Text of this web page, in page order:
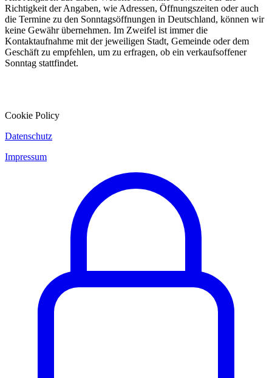
Richtigkeit der Angaben, wie Adressen, Öffnungszeiten oder auch
die Termine zu den Sonntagsöffnungen in Deutschland, können wir
keine Gewähr übernehmen. Im Zweifel ist immer die
Kontaktaufnahme mit der jeweiligen Stadt, Gemeinde oder dem
Geschäft zu empfehlen, um zu erfragen, ob ein verkaufsoffener
Sonntag stattfindet.
Cookie Policy
Datenschutz
Impressum